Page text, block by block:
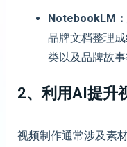
NotebookLM：
品牌文档整理
类以及品牌故事
2、利用AI提升
视频制作通常涉及素